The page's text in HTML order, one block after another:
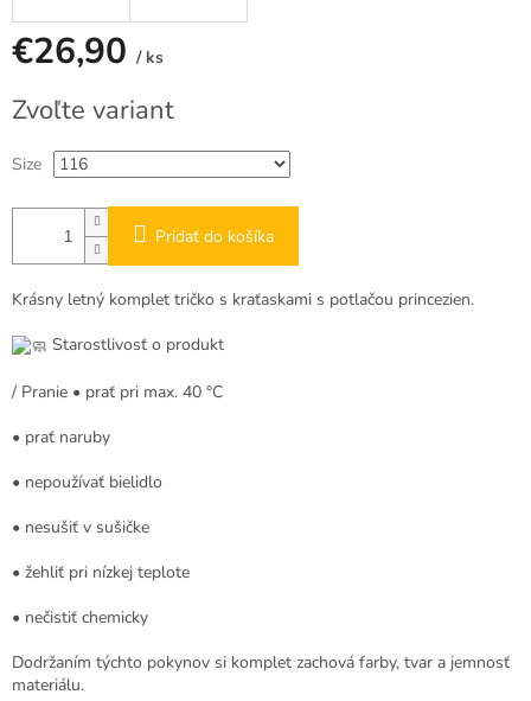
€26,90 / ks
cena:
Zvoľte variant
Size
Pridať do košíka
Krásny letný komplet tričko s kraťaskami s potlačou princezien.
Starostlivosť o produkt
/ Pranie • prať pri max. 40 °C
• prať naruby
• nepoužívať bielidlo
• nesušiť v sušičke
• žehliť pri nízkej teplote
• nečistiť chemicky
Dodržaním týchto pokynov si komplet zachová farby, tvar a jemnosť
materiálu.